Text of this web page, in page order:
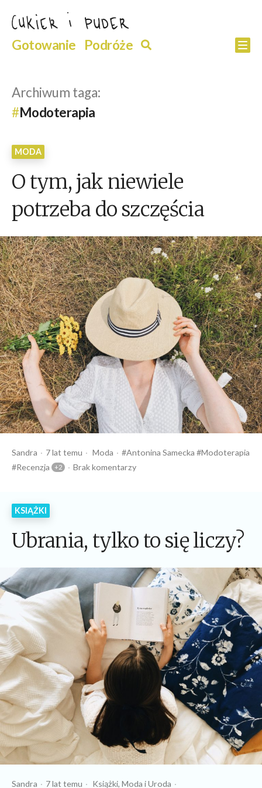
do
treści
Szukaj
Gotowanie Podróże Szukaj
Archiwum taga:
Modoterapia
MODA
O tym, jak niewiele
potrzeba do szczęścia
Opublikowany
przez
Sandra 7 lat temu
Opublikowany
w
Moda Tagi:
Antonina Samecka
Modoterapia
Recenzja
Brak komentarzy
KSIĄŻKI
Ubrania, tylko to się liczy?
Opublikowany
Sandra 7 lat temu Opublikowany
Książki Moda Uroda